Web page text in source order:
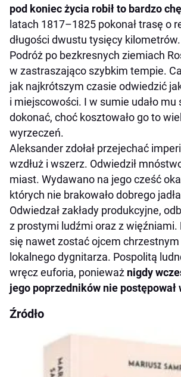
pod koniec życia robił to bardzo
latach 1817–1825 pokonał trasę o
długości dwustu tysięcy kilometrów.
Podróż po bezkresnych ziemiach
w zastraszająco szybkim tempie.
jak najkrótszym czasie odwiedzić
i miejscowości. I w sumie udało mu
dokonać, choć kosztowało go to
wyrzeczeń.
Aleksander zdołał przejechać
wzdłuż i wszerz. Odwiedził
miast. Wydawano na jego cześć
których nie brakowało dobrego
Odwiedzał zakłady produkcyjne,
z prostymi ludźmi oraz z więźniami.
się nawet zostać ojcem
lokalnego dygnitarza. Pospolitą
wręcz euforia, ponieważ nigdy
jego poprzedników nie postępował
Źródło